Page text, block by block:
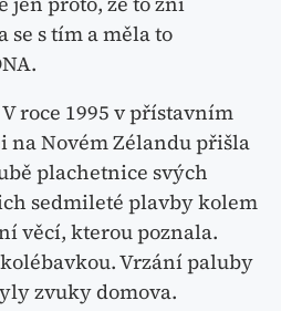
s tím a měla to
roce 1995 v přístavním
na Novém Zélandu přišla
plachetnice svých
sedmileté plavby kolem
věcí, kterou poznala.
Vrzání paluby
zvuky domova.